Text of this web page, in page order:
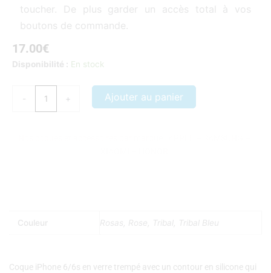
toucher. De plus garder un accès total à vos
boutons de commande.
17.00€
Disponibilité : En stock
-
quantité
+ Ajouter au panier
Couleur Rosas, Rose, Tribal, Tribal Bleu
Coque iPhone 6/6s en verre trempé avec un contour en silicone qui